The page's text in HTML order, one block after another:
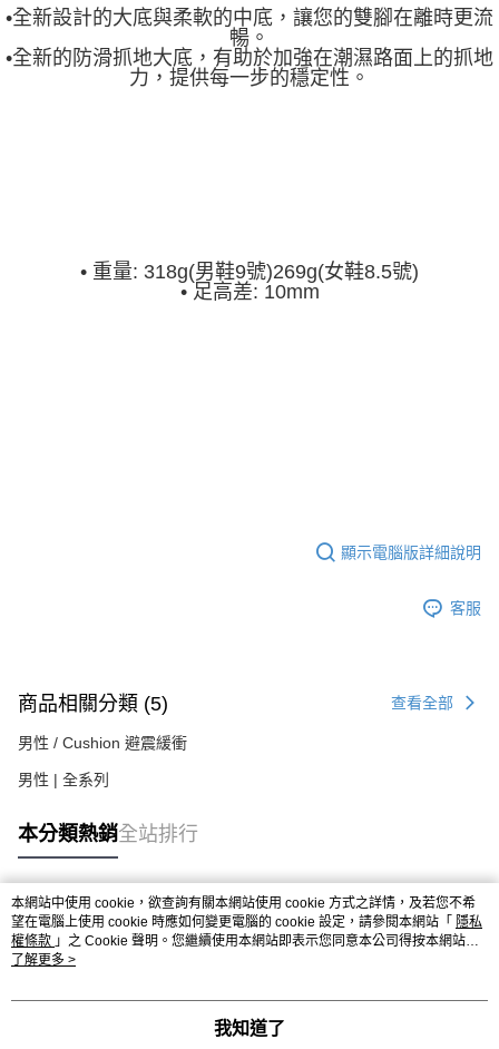
•全新設計的大底與柔軟的中底，讓您的雙腳在離時更流
暢。
•全新的防滑抓地大底，有助於加強在潮濕路面上的抓地
力，提供每一步的穩定性。
• 重量: 318g(男鞋9號)269g(女鞋8.5號)
• 足高差: 10mm
顯示電腦版詳細說明
客服
商品相關分類 (5) 查看全部
男性 / Cushion 避震緩衝
男性 | 全系列
本分類熱銷全站排行
熱門標籤
本網站中使用 cookie，欲查詢有關本網站使用 cookie 方式之詳情，及若您不希
望在電腦上使用 cookie 時應如何變更電腦的 cookie 設定，請參閱本網站「 隱私
權條款 」之 Cookie 聲明。您繼續使用本網站即表示您同意本公司得按本網站使
用條款之 Cookie 聲明使用 cookie。
了解更多 >
我知道了